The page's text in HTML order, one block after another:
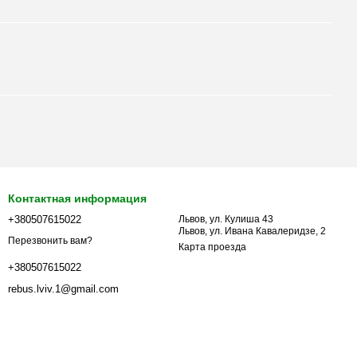
Контактная информация
+380507615022
Перезвонить вам?
+380507615022
rebus.lviv.1@gmail.com
Львов, ул. Кулиша 43
Львов, ул. Ивана Кавалеридзе, 2
Карта проезда